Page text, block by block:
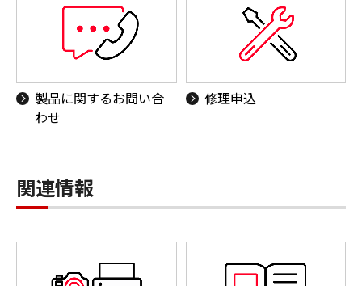
製品に関するお問い合
わせ
修理申込
関連情報